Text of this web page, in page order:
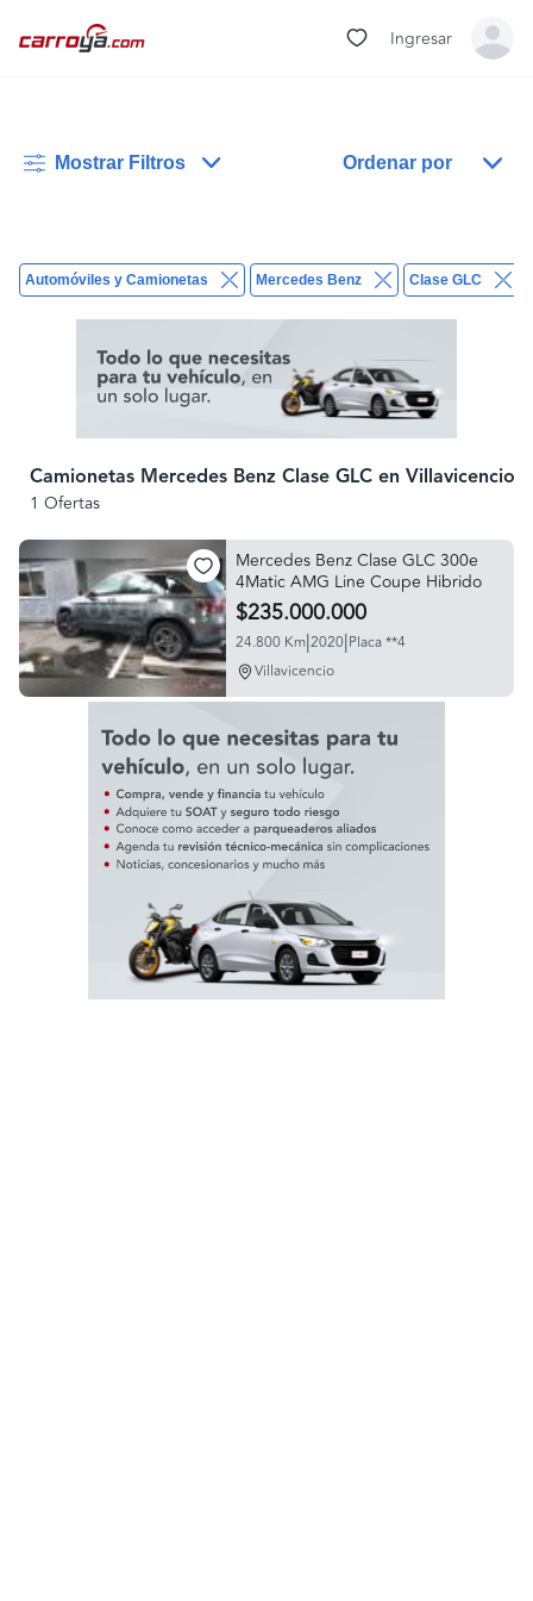
Ingresar
Mostrar Filtros Ordenar por
Automóviles y Camionetas Mercedes Benz Clase GLC
Camionetas Mercedes Benz Clase GLC en Villavicencio
1 Ofertas
Mercedes Benz Clase GLC 300e
4Matic AMG Line Coupe Hibrido
$235.000.000
24.800 Km|2020|Placa **4
Villavicencio